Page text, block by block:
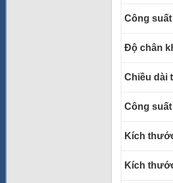
Công
Độ chân
Chiều dài
Công
Kích
Kích